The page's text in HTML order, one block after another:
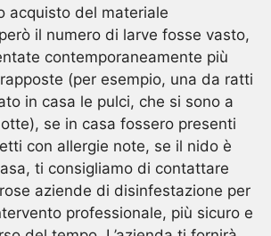
acquisto del materiale
il numero di larve fosse vasto,
contemporaneamente più
(per esempio, una da ratti
in casa le pulci, che si sono a
se in casa fossero presenti
con allergie note, se il nido è
ti consigliamo di contattare
aziende di disinfestazione per
professionale, più sicuro e